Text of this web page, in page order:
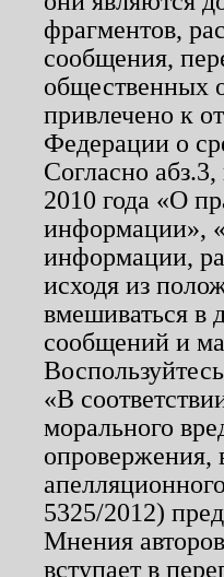
фрагментов,
сообщения,
общественных
привлечено к
Федерации о
Согласно
2010 года «О
информации»,
информации,
исходя из
вмешиваться в
сообщений и
«В
морального
опровержения,
5325/2012)
Мнения
вступает в